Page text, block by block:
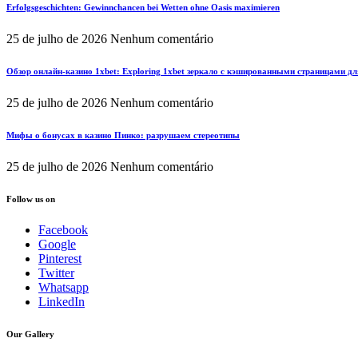
Erfolgsgeschichten: Gewinnchancen bei Wetten ohne Oasis maximieren
25 de julho de 2026 Nenhum comentário
Обзор онлайн-казино 1xbet: Exploring 1xbet зеркало с кэшированными страницами
25 de julho de 2026 Nenhum comentário
Мифы о бонусах в казино Пинко: разрушаем стереотипы
25 de julho de 2026 Nenhum comentário
Follow us on
Facebook
Google
Pinterest
Twitter
Whatsapp
LinkedIn
Our Gallery